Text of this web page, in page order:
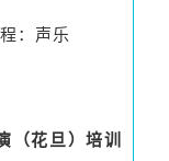
：声乐
（花旦）培训